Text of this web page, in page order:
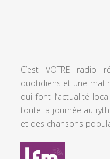
C’est VOTRE radio
quotidiens et une
qui font l’actualité
toute la journée au
et des chansons